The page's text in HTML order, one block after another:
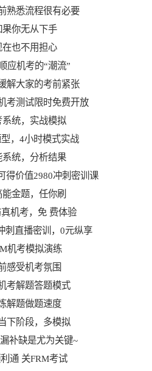
熟悉流程很有必要
果你无从下手
在也不用担心
应机考的“潮流”
解大家的考前紧张
考测试限时免费开放
系统，实战模拟
，4小时模式实战
系统，分析结果
得价值2980冲刺密训课
能金题，任你刷
机考，免 费体验
刺直播密训，0元纵享
机考模拟演练
感受机考氛围
考解题答题模式
解题做题速度
下阶段，多模拟
补缺是尤为关键~
通 关FRM考试